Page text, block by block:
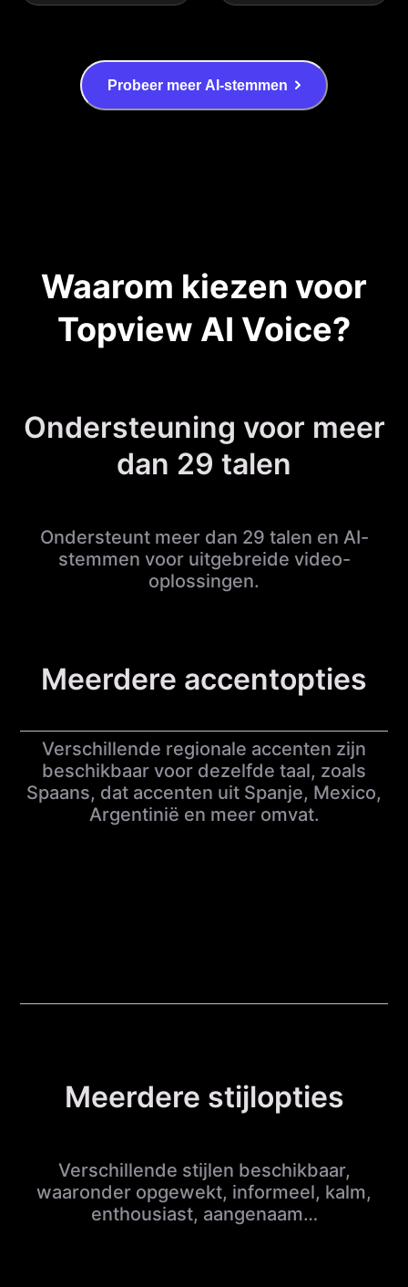
Probeer meer AI-stemmen
Waarom kiezen voor
Topview AI Voice?
Ondersteuning voor meer
dan 29 talen
Ondersteunt meer dan 29 talen en AI-
stemmen voor uitgebreide video-
oplossingen.
Meerdere accentopties
Verschillende regionale accenten zijn
beschikbaar voor dezelfde taal, zoals
Spaans, dat accenten uit Spanje, Mexico,
Argentinië en meer omvat.
Meerdere stijlopties
Verschillende stijlen beschikbaar,
waaronder opgewekt, informeel, kalm,
enthousiast, aangenaam…